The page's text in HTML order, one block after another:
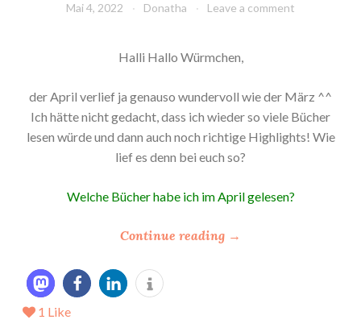
Mai 4, 2022 Donatha Leave a comment
Halli Hallo Würmchen,
der April verlief ja genauso wundervoll wie der März ^^
Ich hätte nicht gedacht, dass ich wieder so viele Bücher
lesen würde und dann auch noch richtige Highlights! Wie
lief es denn bei euch so?
Welche Bücher habe ich im April gelesen?
Continue reading “→
1 Like